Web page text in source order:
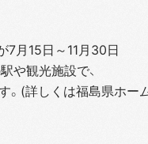
7月15日～11月30日
や観光施設で、
。(詳しくは福島県ホー